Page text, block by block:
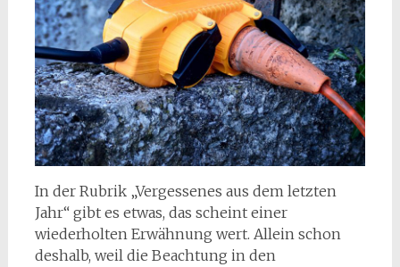
In der Rubrik „Vergessenes aus dem letzten
Jahr“ gibt es etwas, das scheint einer
wiederholten Erwähnung wert. Allein schon
deshalb, weil die Beachtung in den